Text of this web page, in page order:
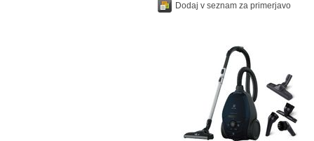
Dodaj v seznam za primerjavo